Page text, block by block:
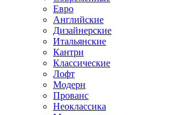
Евро
Английские
Дизайнерские
Итальянские
Кантри
Классические
Лофт
Модерн
Прованс
Неоклассика